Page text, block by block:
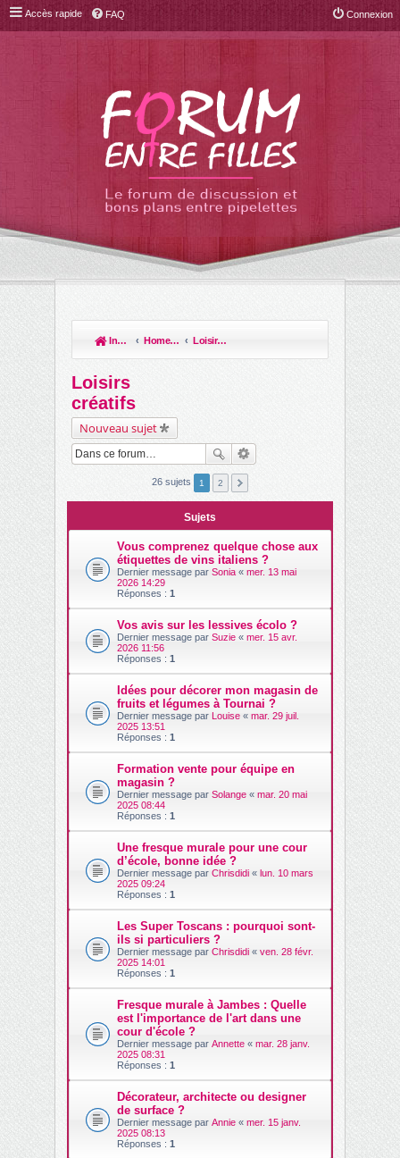
Accès rapide FAQ Connexion
Index du forum Home sweet home Loisirs créatifs
ec
Loisirs
créatifs
Nouveau sujet
26 sujets 1 2
Sujets
Vous comprenez quelque chose aux
étiquettes de vins italiens ?
Dernier message par Sonia « mer. 13 mai
2026 14:29
Réponses : 1
Vos avis sur les lessives écolo ?
Dernier message par Suzie « mer. 15 avr.
2026 11:56
Réponses : 1
Idées pour décorer mon magasin de
fruits et légumes à Tournai ?
Dernier message par Louise « mar. 29 juil.
2025 13:51
Réponses : 1
Formation vente pour équipe en
magasin ?
Dernier message par Solange « mar. 20 mai
2025 08:44
Réponses : 1
Une fresque murale pour une cour
d’école, bonne idée ?
Dernier message par Chrisdidi « lun. 10 mars
2025 09:24
Réponses : 1
Les Super Toscans : pourquoi sont-
ils si particuliers ?
Dernier message par Chrisdidi « ven. 28 févr.
2025 14:01
Réponses : 1
Fresque murale à Jambes : Quelle
est l'importance de l'art dans une
cour d'école ?
Dernier message par Annette « mar. 28 janv.
2025 08:31
Réponses : 1
Décorateur, architecte ou designer
de surface ?
Dernier message par Annie « mer. 15 janv.
2025 08:13
Réponses : 1